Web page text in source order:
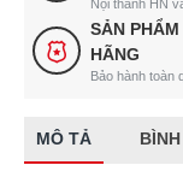
Nội thành HN
SẢN PHẨM
HÃNG
Bảo hành toàn
MÔ TẢ